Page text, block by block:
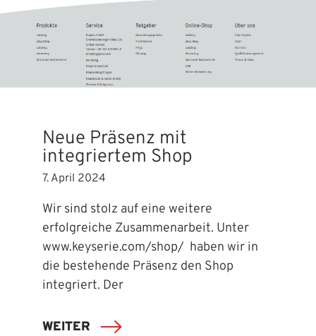
Neue Präsenz mit
integriertem Shop
7. April 2024
Wir sind stolz auf eine weitere
erfolgreiche Zusammenarbeit. Unter
www.keyserie.com/shop/ haben wir in
die bestehende Präsenz den Shop
integriert. Der
WEITER